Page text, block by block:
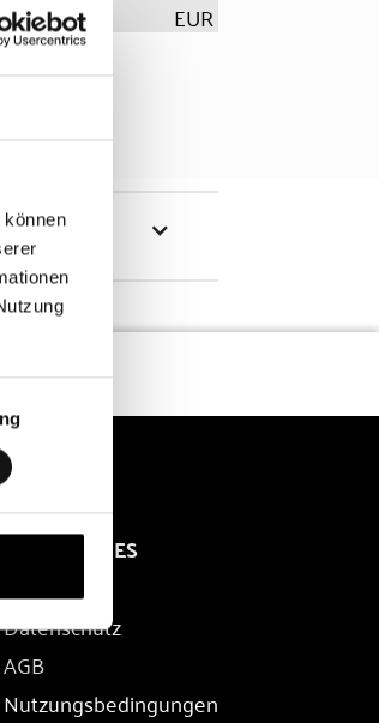
EUR
RECHTLICHES
Impressum
Datenschutz
AGB
Nutzungsbedingungen